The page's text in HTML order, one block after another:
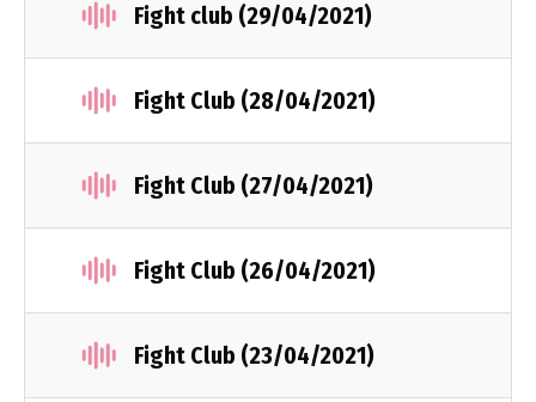
Fight club (29/04/2021)
Fight Club (28/04/2021)
Fight Club (27/04/2021)
Fight Club (26/04/2021)
Fight Club (23/04/2021)